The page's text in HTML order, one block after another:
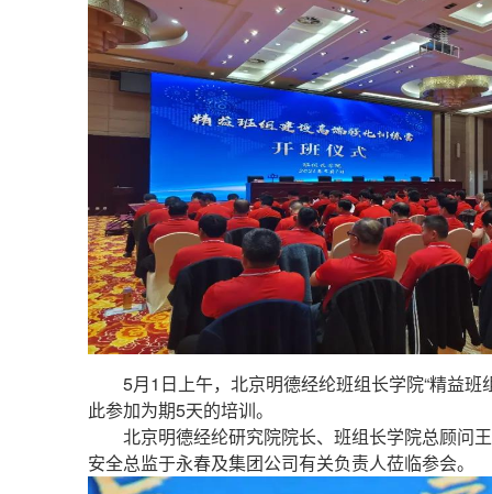
5月1日上午，北京明德经纶班组长学院“精益
此参加为期5天的培训。
北京明德经纶研究院院长、班组长学院总顾问
安全总监于永春及集团公司有关负责人莅临参会。